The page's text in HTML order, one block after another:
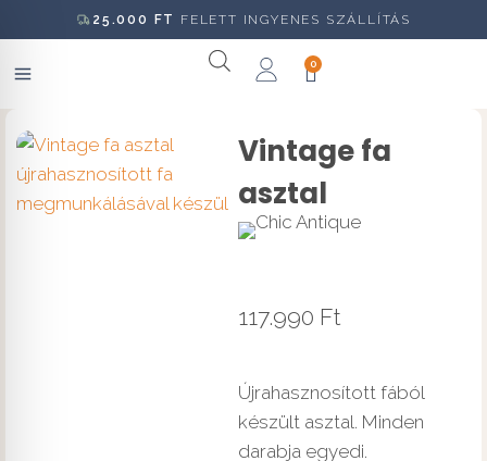
25.000 FT FELETT INGYENES SZÁLLÍTÁS
0
Vintage fa
asztal
117.990 Ft
Újrahasznosított fából
készült asztal. Minden
darabja egyedi.